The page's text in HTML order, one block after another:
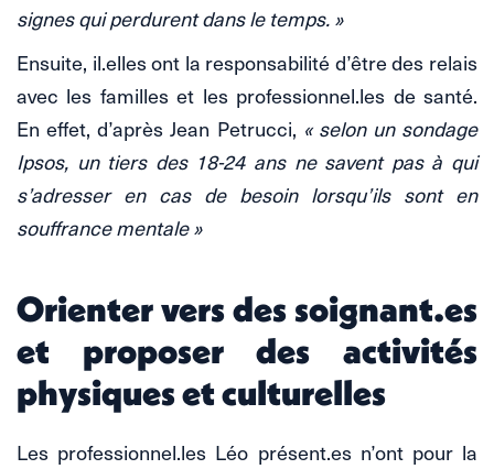
signes qui perdurent dans le temps. »
Ensuite, il.elles ont la responsabilité d’être des relais
avec les familles et les professionnel.les de santé.
En effet, d’après Jean Petrucci, « selon un sondage
Ipsos, un tiers des 18-24 ans ne savent pas à qui
s’adresser en cas de besoin lorsqu’ils sont en
souffrance mentale »
Orienter vers des soignant.es
et proposer des activités
physiques et culturelles
Les professionnel.les Léo présent.es n’ont pour la